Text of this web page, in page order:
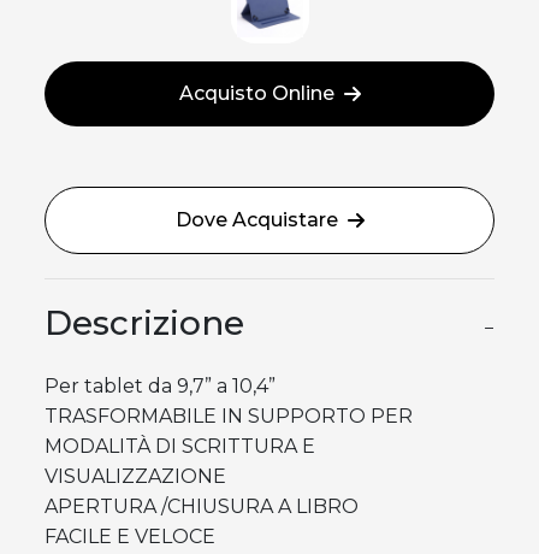
Acquisto Online
Dove Acquistare
Descrizione −
Per tablet da 9,7” a 10,4”
TRASFORMABILE IN SUPPORTO PER
MODALITÀ DI SCRITTURA E
VISUALIZZAZIONE
APERTURA /CHIUSURA A LIBRO
FACILE E VELOCE